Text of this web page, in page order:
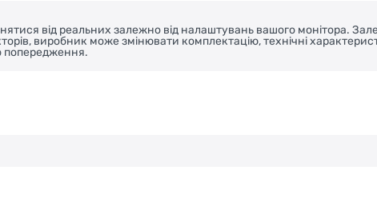
від реальних залежно від налаштувань вашого монітора.
виробник може змінювати комплектацію, технічні
попередження.